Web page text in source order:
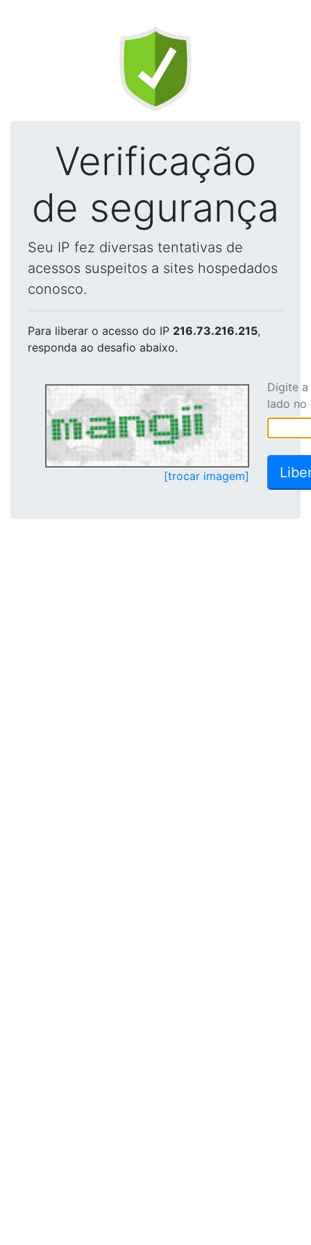
Verificação
de segurança
Seu IP fez diversas tentativas de
acessos suspeitos a sites hospedados
conosco.
Para liberar o acesso do IP 216.73.216.215,
responda ao desafio abaixo.
[trocar imagem]
Digite
lado no